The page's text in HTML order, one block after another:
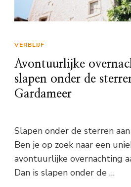
VERBLIJF
Avontuurlijke
slapen onder de
Gardameer
Slapen onder de sterren
Ben je op zoek naar een
avontuurlijke overnachting
Dan is slapen onder de …